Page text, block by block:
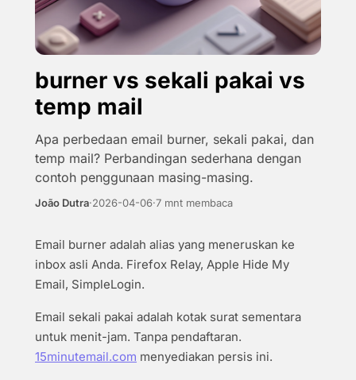
burner vs sekali pakai vs
temp mail
Apa perbedaan email burner, sekali pakai, dan
temp mail? Perbandingan sederhana dengan
contoh penggunaan masing-masing.
João Dutra·2026-04-06·7 mnt membaca
Email burner adalah alias yang meneruskan ke
inbox asli Anda. Firefox Relay, Apple Hide My
Email, SimpleLogin.
Email sekali pakai adalah kotak surat sementara
untuk menit-jam. Tanpa pendaftaran.
15minutemail.com menyediakan persis ini.